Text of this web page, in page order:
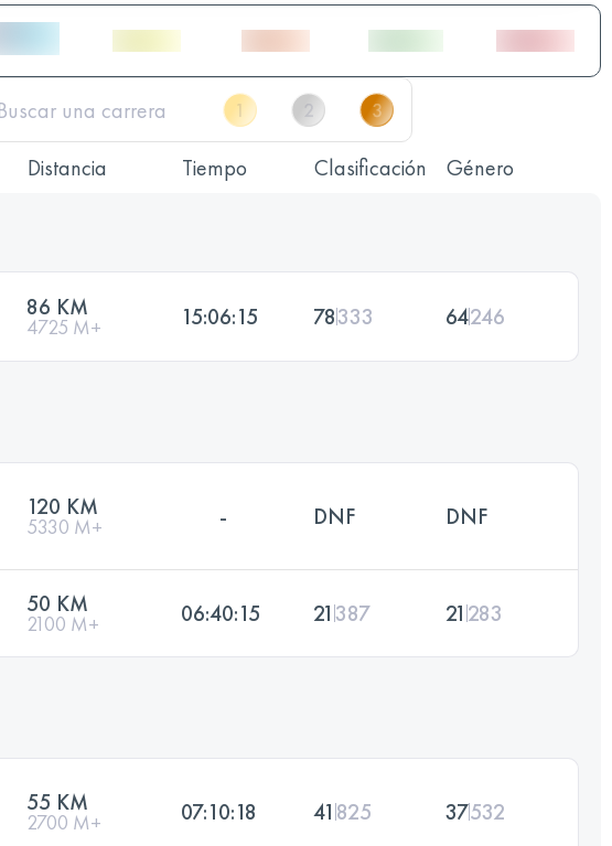
Distancia Tiempo Clasificación Género
86 KM
4725 M+ 15:06:15 78333 64246
120 KM
5330 M+ - DNF DNF
50 KM
2100 M+ 06:40:15 21387 21 283
55 KM
2700 M+ 07:10:18 41 825 37532